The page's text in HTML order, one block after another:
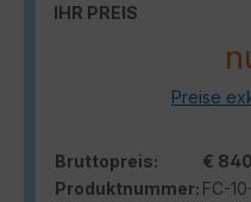
IHR PREIS
Preise
Bruttopreis:
€
Produktnummer: FC-